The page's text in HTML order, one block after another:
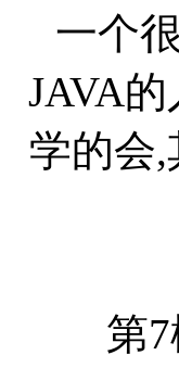
一个
JAVA
学的会
第